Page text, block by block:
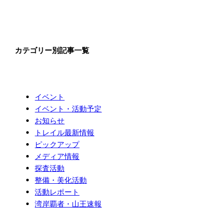
カテゴリー別記事一覧
イベント
イベント・活動予定
お知らせ
トレイル最新情報
ピックアップ
メディア情報
探査活動
整備・美化活動
活動レポート
湾岸覇者・山王速報